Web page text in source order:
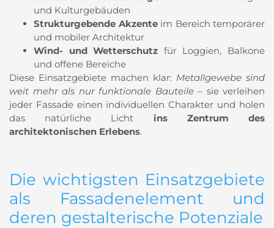
und Kulturgebäuden
Strukturgebende Akzenteim Bereich temporärer
und mobiler Architektur
Wind- und Wetterschutz für Loggien, Balkone
und offene Bereiche
Diese Einsatzgebiete machen klar: Metallgewebe sind
weit mehr als nur funktionale Bauteile– sie verleihen
jeder Fassade einen individuellen Charakter und holen
das natürliche Licht ins Zentrum des
architektonischen Erlebens.
Die wichtigsten Einsatzgebiete
als Fassadenelement und
deren gestalterische Potenziale